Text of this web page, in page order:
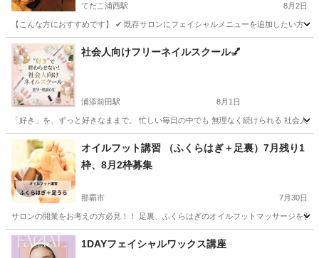
てだこ浦西駅 8月2日
【こんな方におすすめです】 ✔ 既存サロンにフェイシャルメニューを追加したい方
沖縄 中頭郡 てだこ浦西駅 エステ フェイシャル
社会人向けフリーネイルスクール💅
浦添前田駅 8月1日
「好き」を、ずっと好きなままで。 忙しい毎日の中でも 無理なく続けられる 社会
沖縄 中頭郡 浦添前田駅 ネイル 社会人
オイルフット講習 （ふくらはぎ＋足裏）7月残り1
枠、8月2枠募集
那覇市 7月30日
サロンの開業をお考えの方必見！！ 足裏、ふくらはぎのオイルフットマッサージを
沖縄 那覇市 フットマッサージ ふくらはぎ
1DAYフェイシャルワックス講座